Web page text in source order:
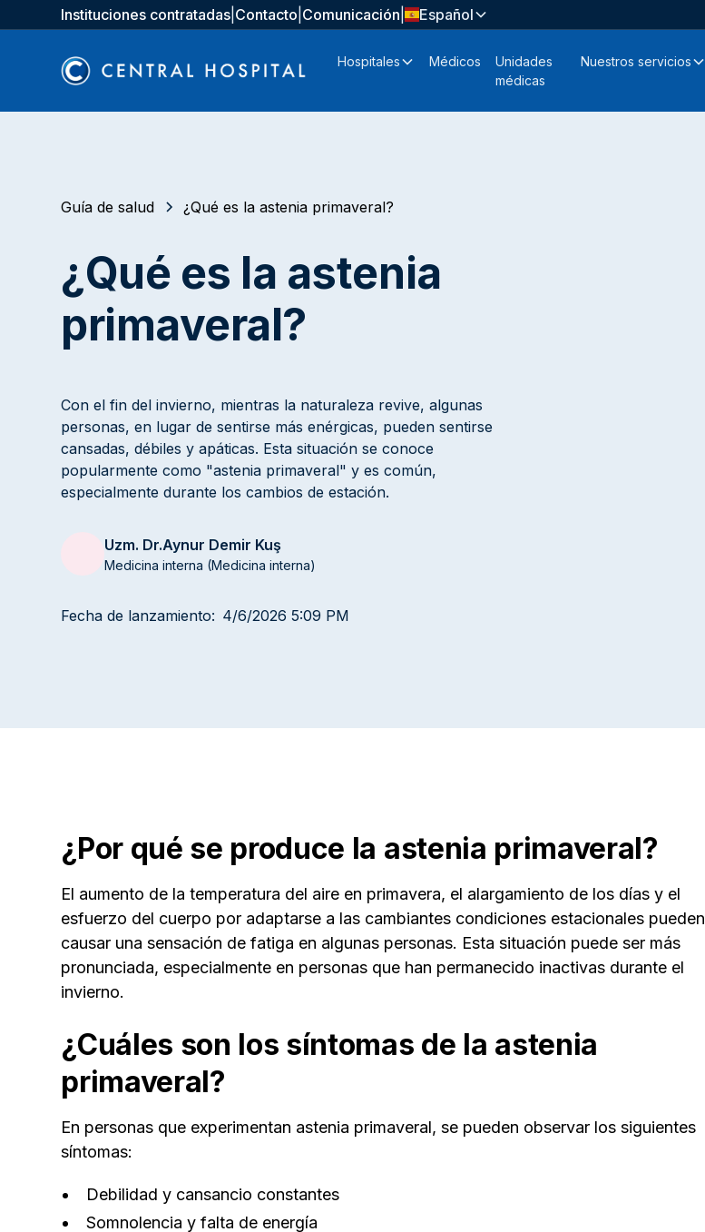
Instituciones contratadas Contacto Comunicación | Español
Hospitales Médicos
Unidades
médicas
Nuestros servicios
Guía de salud ¿Qué es la astenia primaveral?
¿Qué es la astenia
primaveral?
Con el fin del invierno, mientras la naturaleza revive, algunas
personas, en lugar de sentirse más enérgicas, pueden sentirse
cansadas, débiles y apáticas. Esta situación se conoce
popularmente como "astenia primaveral" y es común,
especialmente durante los cambios de estación.
Uzm. Dr.Aynur Demir Kuş
Medicina interna (Medicina interna)
Fecha de lanzamiento: 4/6/2026 5:09 PM
¿Por qué se produce la astenia primaveral?
El aumento de la temperatura del aire en primavera, el alargamiento de los días y el
esfuerzo del cuerpo por adaptarse a las cambiantes condiciones estacionales pueden
causar una sensación de fatiga en algunas personas. Esta situación puede ser más
pronunciada, especialmente en personas que han permanecido inactivas durante el
invierno.
¿Cuáles son los síntomas de la astenia
primaveral?
En personas que experimentan astenia primaveral, se pueden observar los siguientes
síntomas:
Debilidad y cansancio constantes
Somnolencia y falta de energía